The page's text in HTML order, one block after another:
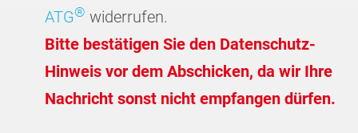
ATG® widerrufen.
Bitte bestätigen Sie den Datenschutz-
Hinweis vor dem Abschicken, da wir Ihre
Nachricht sonst nicht empfangen dürfen.